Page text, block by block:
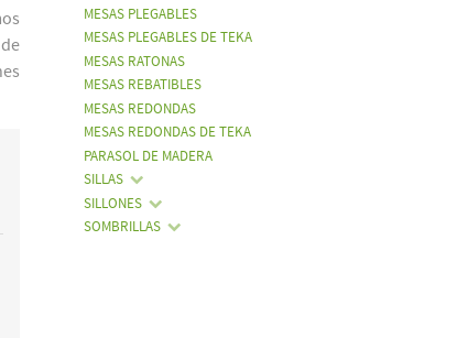
MESAS PLEGABLES
MESAS PLEGABLES DE TEKA
MESAS RATONAS
MESAS REBATIBLES
MESAS REDONDAS
MESAS REDONDAS DE TEKA
PARASOL DE MADERA
SILLAS
SILLONES
SOMBRILLAS